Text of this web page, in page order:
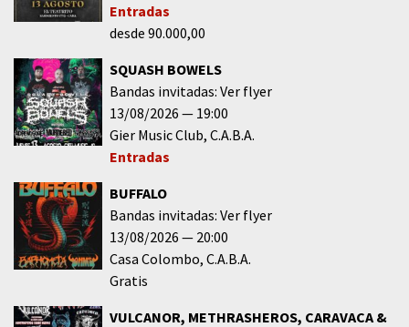
Entradas
desde 90.000,00
SQUASH BOWELS
Bandas invitadas: Ver flyer
13/08/2026
19:00
Gier Music Club C.A.B.A.
Entradas
BUFFALO
Bandas invitadas: Ver flyer
13/08/2026
20:00
Casa Colombo C.A.B.A.
Gratis
VULCANOR, METHRASHEROS, CARAVACA &